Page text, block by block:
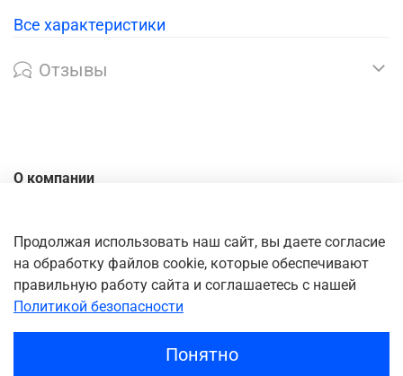
Все характеристики
Отзывы
О компании
Доставка
Оплата
Личный кабинет
Продолжая использовать наш сайт, вы даете согласие
на обработку файлов cookie, которые обеспечивают
правильную работу сайта и соглашаетесь с нашей
Политикой безопасности
Понятно